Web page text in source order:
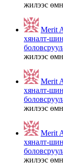
жилээс
Merit
хяналт-
жилээс
Merit
хяналт-
жилээс
Merit
хяналт-
жилээс